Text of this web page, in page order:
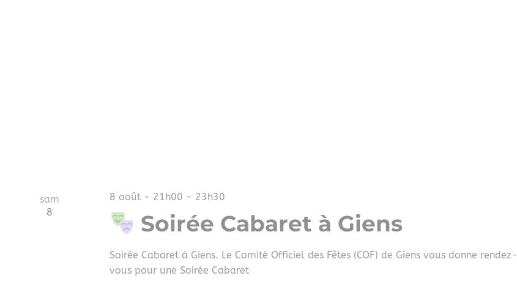
sam
8
Soirée Cabaret à Giens
8 août - 21h00 - 23h30
Soirée Cabaret à Giens. Le Comité Officiel des Fêtes (COF) de Giens vous donne rendez-
vous pour une Soirée Cabaret